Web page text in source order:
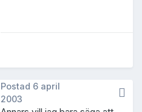
Postad 6 april
2003